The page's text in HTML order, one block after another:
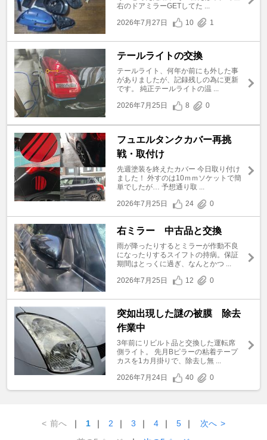
右のドアミラーGETしてた ...
2026年7月27日
10 1
テールライトの交換
テールライト、何年か前にも外した事
がありましたが、記録残しの為に更新
です。 純正テールライトの温 ...
2026年7月25日
8 0
フュエルタンクカバー再挑
戦・取付け
先週塗装を終えたカバー 今日取り付け
ました！ 外すのは10ｍｍソケットで簡
単でしたが… 予想通り取 ...
2026年7月25日
24 0
右ミラー 中古品と交換
雨が降ったりするとミラーが作動不良
になったりするスイフトの持病。保証
期間はとっくに過ぎ、なんとかつ ...
2026年7月25日
12 0
突如出現した謎の被膜 除去
作業中
3年前にリビルト品と交換した運転席
側ライト。 先月Bピラーの粘着テープ
カスを1カ月掛りで、除去し無 ...
2026年7月24日
40 0
< 前へ ｜ 1 ｜ 2 ｜ 3 ｜ 4 ｜ 5 ｜ 次へ >